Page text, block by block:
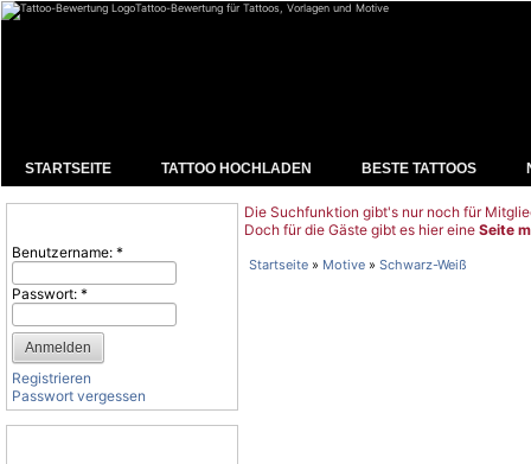
Tattoo-Bewertung für Tattoos, Vorlagen und Motive
STARTSEITE TATTOO HOCHLADEN BESTE TATTOOS
Benutzername: *
Passwort: *
Registrieren
Passwort vergessen
Die Suchfunktion gibt's nur noch für
Doch für die Gäste gibt es hier eine Seite
Startseite » Motive » Schwarz-Weiß